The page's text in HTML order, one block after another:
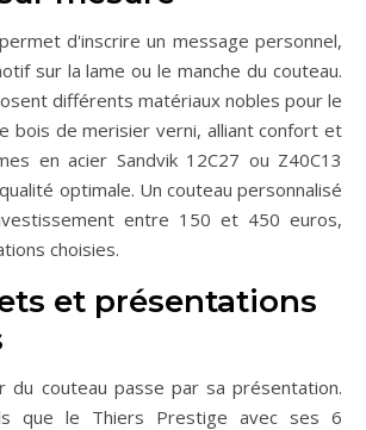
d'inscrire un message personnel,
sur la lame ou le manche du couteau.
différents matériaux nobles pour le
bois de merisier verni, alliant confort et
en acier Sandvik 12C27 ou Z40C13
optimale. Un couteau personnalisé
entre 150 et 450 euros,
choisies.
et présentations
du couteau passe par sa présentation.
que le Thiers Prestige avec ses 6